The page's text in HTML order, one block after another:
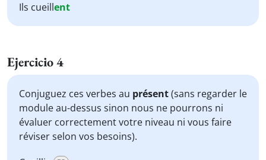
Ils cueillent
Ejercicio 4
Conjuguez ces verbes au présent(sans regarder le
module au-dessus sinon nous ne pourrons ni
évaluer correctement votre niveau ni vous faire
réviser selon vos besoins).